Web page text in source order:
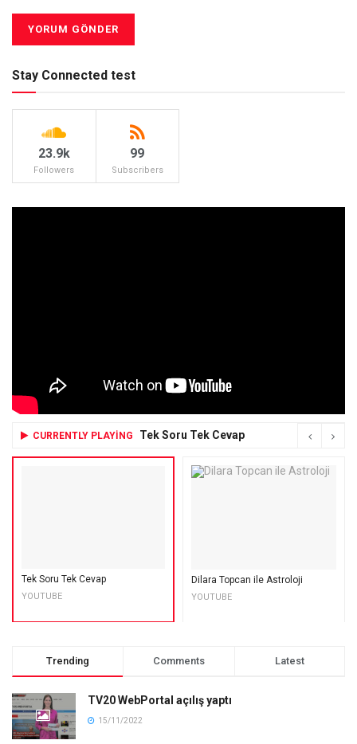
Stay Connected test
23.9k
Followers
99
Subscribers
CURRENTLY PLAYING Tek Soru Tek Cevap
Tek Soru Tek Cevap
YOUTUBE
Dilara Topcan ile Astroloji
YOUTUBE
Trending Comments Latest
TV20 WebPortal açılış yaptı
15/11/2022